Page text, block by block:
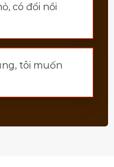
có đổi nồi
tôi muốn